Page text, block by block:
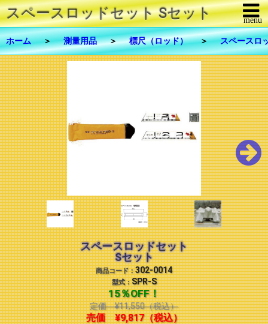
スペースロッドセット Sセット - 建築
menu
メニューを閉じる
商品一覧
修理・メンテナンス
FAX注文
お問合せ
ご利用について
リンク
会社概要
ホーム ＞ 測量用品 ＞ 標尺（ロッド） ＞ スペースロ
スペースロッドセット
Sセット
商品コード：302-0014
型式：SPR-S
15％OFF！
定価¥11,550（税込）
売価¥9,817（税込）